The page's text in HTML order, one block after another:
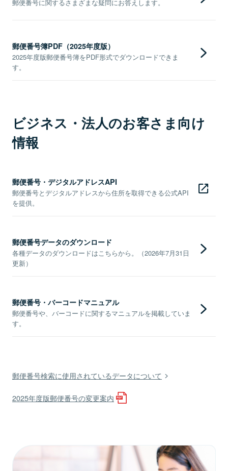
郵便番号に関するさまざまな疑問にお答えします。
郵便番号簿PDF（2025年度版）
2025年度版郵便番号簿をPDF形式でダウンロードできま
す。
ビジネス・法人のお客さま向け
情報
郵便番号・デジタルアドレスAPI
郵便番号とデジタルアドレスから住所を取得できる公式API
を提供。
郵便番号データのダウンロード
各種データのダウンロードはこちらから。（2026年7月31日
更新）
郵便番号・バーコードマニュアル
郵便番号や、バーコードに関するマニュアルを掲載していま
す。
郵便番号検索に使用されているデータについて
2025年度版郵便番号の変更案内